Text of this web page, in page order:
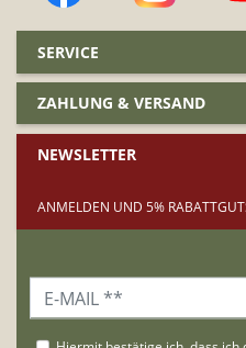
SERVICE
ZAHLUNG & VERSAND
NEWSLETTER
ANMELDEN UND 5%